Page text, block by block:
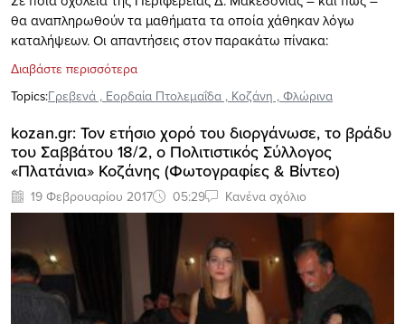
θα αναπληρωθούν τα μαθήματα τα οποία χάθηκαν λόγω
καταλήψεων. Οι απαντήσεις στον παρακάτω πίνακα:
Διαβάστε περισσότερα
Topics:Γρεβενά , Εορδαία Πτολεμαΐδα , Κοζάνη , Φλώρινα
kozan.gr: Τον ετήσιο χορό του διοργάνωσε, το βράδυ
του Σαββάτου 18/2, ο Πολιτιστικός Σύλλογος
«Πλατάνια» Κοζάνης (Φωτογραφίες & Βίντεο)
19 Φεβρουαρίου 2017 05:29 Κανένα σχόλιο